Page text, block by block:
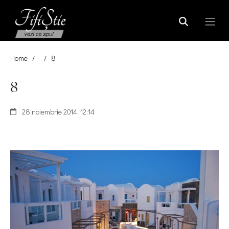
Home / / 8
8
28 noiembrie 2014, 12:14